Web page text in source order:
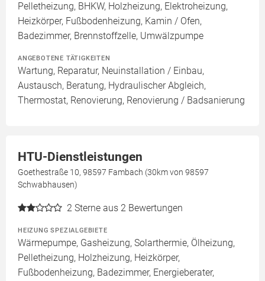
Pelletheizung, BHKW, Holzheizung, Elektroheizung,
Heizkörper, Fußbodenheizung, Kamin / Ofen,
Badezimmer, Brennstoffzelle, Umwälzpumpe
ANGEBOTENE TÄTIGKEITEN
Wartung, Reparatur, Neuinstallation / Einbau,
Austausch, Beratung, Hydraulischer Abgleich,
Thermostat, Renovierung, Renovierung / Badsanierung
HTU-Dienstleistungen
Goethestraße 10, 98597 Fambach (30km von 98597
Schwabhausen)
2 Sterne aus 2 Bewertungen
HEIZUNG SPEZIALGEBIETE
Wärmepumpe, Gasheizung, Solarthermie, Ölheizung,
Pelletheizung, Holzheizung, Heizkörper,
Fußbodenheizung, Badezimmer, Energieberater,